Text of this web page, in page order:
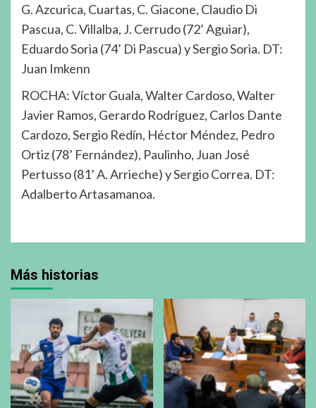
G. Azcurica, Cuartas, C. Giacone, Claudio Di
Pascua, C. Villalba, J. Cerrudo (72’ Aguiar),
Eduardo Soria (74’ Di Pascua) y Sergio Soria. DT:
Juan Imkenn
ROCHA: Víctor Guala, Walter Cardoso, Walter
Javier Ramos, Gerardo Rodríguez, Carlos Dante
Cardozo, Sergio Redín, Héctor Méndez, Pedro
Ortiz (78’ Fernández), Paulinho, Juan José
Pertusso (81’ A. Arrieche) y Sergio Correa. DT:
Adalberto Artasamanoa.
Más historias